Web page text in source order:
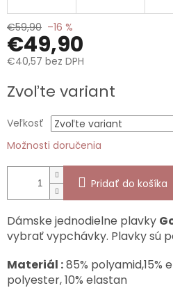
€59,90 –16 %
€49,90
€40,57 bez DPH
cena:
Zvoľte variant
Veľkosť
Možnosti doručenia
Pridať do košíka
Dámske jednodielne plavky
vybrať vypchávky. Plavky sú
Materiál :85% polyamid,15%
polyester, 10% elastan